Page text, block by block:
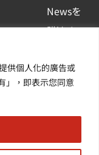
供個人化的廣告或
」，即表示您同意
Newsを
購読する
イベント
や業界情